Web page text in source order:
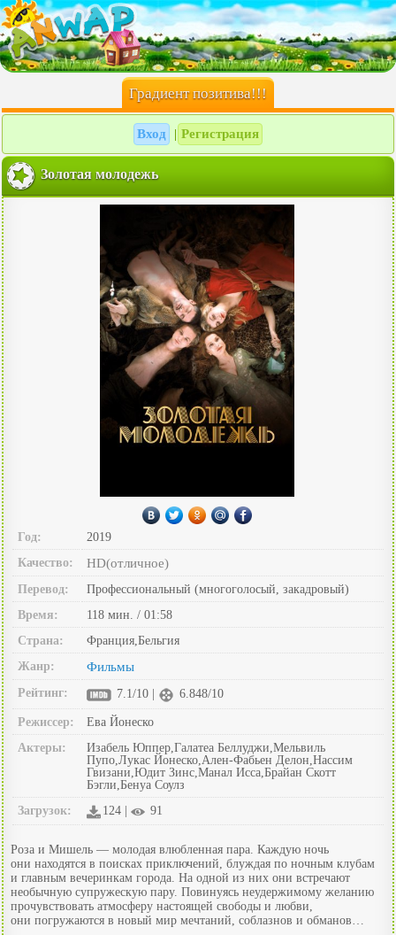
Градиент позитива!!!
Вход Регистрация
Золотая молодежь
Год:
2019
Качество:
HD(отличное)
Перевод:
Профессиональный (многоголосый, закадровый)
Время:
118 мин. / 01:58
Страна:
Франция,Бельгия
Жанр:
Фильмы
Рейтинг: 7.1/10 | 6.848/10
Режиссер:
Ева Йонеско
Актеры:
Изабель Юппер,Галатеа Беллуджи,Мельвиль
Пупо,Лукас Йонеско,Ален-Фабьен Делон,Нассим
Гвизани,Юдит Зинс,Манал Исса,Брайан Скотт
Бэгли,Бенуа Соулз
Загрузок:
124 | 91
Роза и Мишель — молодая влюбленная пара. Каждую ночь
они находятся в поисках приключений, блуждая по ночным клубам
и главным вечеринкам города. На одной из них они встречают
необычную супружескую пару. Повинуясь неудержимому желанию
прочувствовать атмосферу настоящей свободы и любви,
они погружаются в новый мир мечтаний, соблазнов и обманов…